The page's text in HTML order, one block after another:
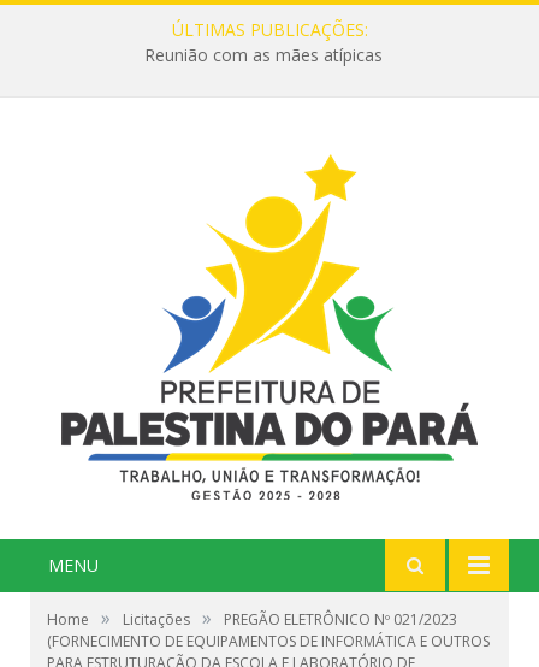
ÚLTIMAS PUBLICAÇÕES:
Reunião com as mães atípicas
MENU
Home » Licitações »
PREGÃO ELETRÔNICO Nº 021/2023
(FORNECIMENTO DE EQUIPAMENTOS DE INFORMÁTICA E OUTROS
PARA ESTRUTURAÇÃO DA ESCOLA E LABORATÓRIO DE